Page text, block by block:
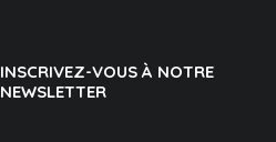
INSCRIVEZ-VOUS À NOTRE
NEWSLETTER